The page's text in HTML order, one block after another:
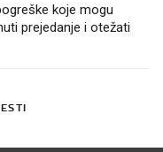
koje mogu
prejedanje i otežati